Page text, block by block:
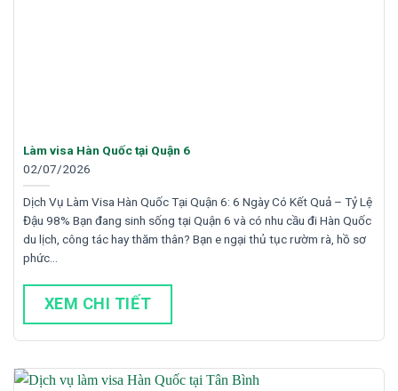
Làm visa Hàn Quốc tại Quận 6
02/07/2026
Dịch Vụ Làm Visa Hàn Quốc Tại Quận 6: 6 Ngày Có Kết Quả – Tỷ Lệ
Đậu 98% Bạn đang sinh sống tại Quận 6 và có nhu cầu đi Hàn Quốc
du lịch, công tác hay thăm thân? Bạn e ngại thủ tục rườm rà, hồ sơ
phức…
XEM CHI TIẾT